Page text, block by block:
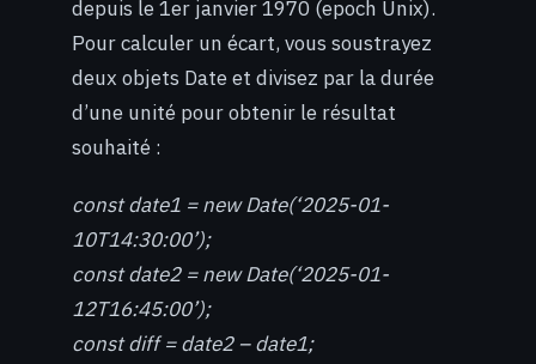
depuis le 1er janvier 1970 (epoch Unix).
Pour calculer un écart, vous soustrayez
deux objets Date et divisez par la durée
d’une unité pour obtenir le résultat
souhaité :
const date1 = new Date(‘2025-01-
10T14:30:00’);
const date2 = new Date(‘2025-01-
12T16:45:00’);
const diff = date2 – date1;